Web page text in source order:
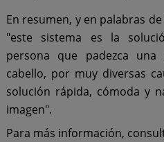
En resumen, y en palabras
"este sistema es la
persona que padezca
cabello, por muy diversas
solución rápida, cómoda y
imagen".
Para más información,